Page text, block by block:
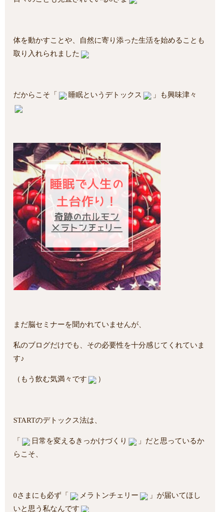
体を動かすことや、自然に寄り添った生活を始めることも
取り入れられました
だからこそ「 睡眠というデトックス 」も興味津々
まだ脳セミナーを聞かれていませんが、
私のブログだけでも、その必要性を十分感じてくれていま
す♪
（もう飲む気満々です ）
STARTのデトックス法は、
「 日常を変えるきっかけづくり
」だと思っているか
らこそ、
0さまにも必ず「 メラトンチェリー
」が届いてほし
いと思う私なんです